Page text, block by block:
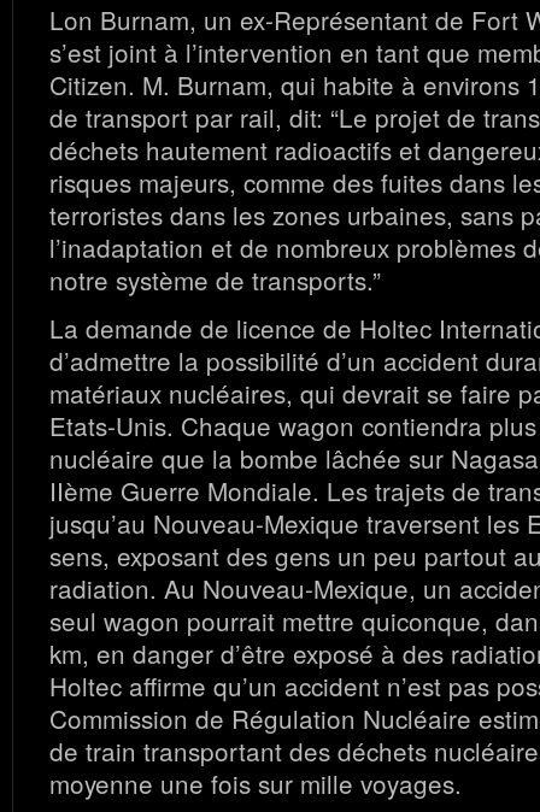
Lon Burnam, un ex-Représentant de Fort
s’est joint à l’intervention en tant que
Citizen. M. Burnam, qui habite à environs
de transport par rail, dit: “Le projet de
déchets hautement radioactifs et
risques majeurs, comme des fuites dans
terroristes dans les zones urbaines, sans
l’inadaptation et de nombreux problèmes
notre système de transports.”
La demande de licence de Holtec
d’admettre la possibilité d’un accident
matériaux nucléaires, qui devrait se faire
Etats-Unis. Chaque wagon contiendra
nucléaire que la bombe lâchée sur
IIème Guerre Mondiale. Les trajets de
jusqu’au Nouveau-Mexique traversent les
sens, exposant des gens un peu partout
radiation. Au Nouveau-Mexique, un
seul wagon pourrait mettre quiconque,
km, en danger d’être exposé à des
Holtec affirme qu’un accident n’est pas
Commission de Régulation Nucléaire
de train transportant des déchets
moyenne une fois sur mille voyages.